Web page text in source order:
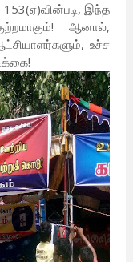
153(ஏ)வின்படி, இந்த
ஆனால்,
உச்ச